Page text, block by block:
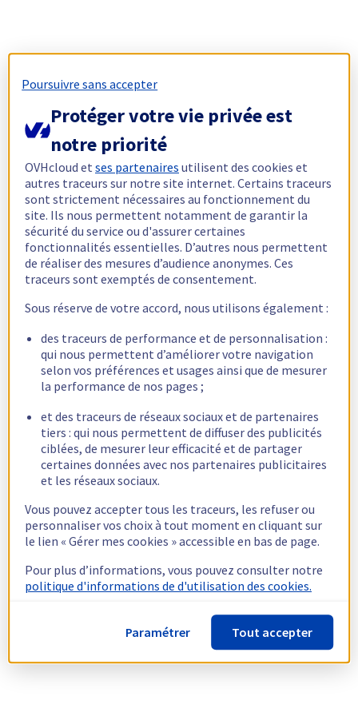
Poursuivre sans accepter
Protéger votre vie privée est
notre priorité
OVHcloud etses partenaires utilisent des cookies et
autres traceurs sur notre site internet. Certains traceurs
sont strictement nécessaires au fonctionnement du
site. Ils nous permettent notamment de garantir la
sécurité du service ou d'assurer certaines
fonctionnalités essentielles. D’autres nous permettent
de réaliser des mesures d’audience anonymes. Ces
traceurs sont exemptés de consentement.
Sous réserve de votre accord, nous utilisons également :
des traceurs de performance et de personnalisation :
qui nous permettent d’améliorer votre navigation
selon vos préférences et usages ainsi que de mesurer
la performance de nos pages ;
et des traceurs de réseaux sociaux et de partenaires
tiers : qui nous permettent de diffuser des publicités
ciblées, de mesurer leur efficacité et de partager
certaines données avec nos partenaires publicitaires
et les réseaux sociaux.
Vous pouvez accepter tous les traceurs, les refuser ou
personnaliser vos choix à tout moment en cliquant sur
le lien « Gérer mes cookies » accessible en bas de page.
Pour plus d’informations, vous pouvez consulter notre
politique d'informations de d'utilisation des cookies.
Paramétrer Tout accepter